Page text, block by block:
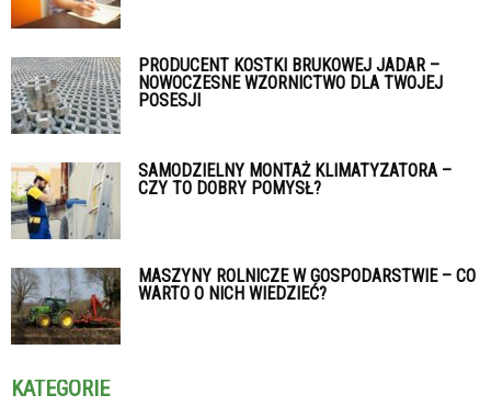
PRODUCENT KOSTKI BRUKOWEJ JADAR –
NOWOCZESNE WZORNICTWO DLA TWOJEJ
POSESJI
SAMODZIELNY MONTAŻ KLIMATYZATORA –
CZY TO DOBRY POMYSŁ?
MASZYNY ROLNICZE W GOSPODARSTWIE – CO
WARTO O NICH WIEDZIEĆ?
KATEGORIE